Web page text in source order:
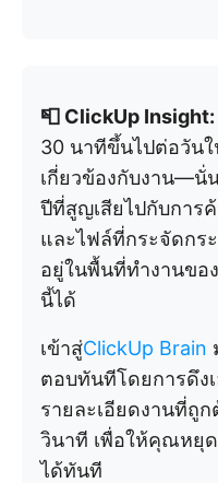
📮 ClickUp Insight:
30 นาทีขึ้นไปต่อวัน
เกี่ยวข้องกับงาน—นั่
ปีที่สูญเสียไปกับการ
และไฟล์ที่กระจัดกร
อยู่ในพื้นที่ทำงานขอ
นี้ได้
เข้าสู่ClickUp Brain
ตอบทันทีโดยการดึง
รายละเอียดงานที่ถูก
วินาที เพื่อให้คุณหยุ
ได้ทันที